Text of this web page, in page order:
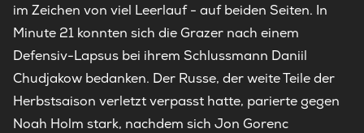
im Zeichen von viel Leerlauf - auf beiden Seiten. In
Minute 21 konnten sich die Grazer nach einem
Defensiv-Lapsus bei ihrem Schlussmann Daniil
Chudjakow bedanken. Der Russe, der weite Teile der
Herbstsaison verletzt verpasst hatte, parierte gegen
Noah Holm stark, nachdem sich Jon Gorenc